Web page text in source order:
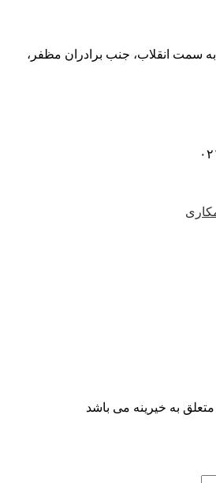
سمت انقلاب، جنب برادران مظفر،
به خیرینه می باشد